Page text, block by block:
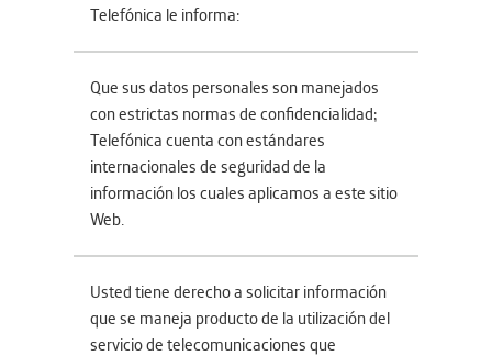
Telefónica le informa:
Que sus datos personales son manejados
con estrictas normas de confidencialidad;
Telefónica cuenta con estándares
internacionales de seguridad de la
información los cuales aplicamos a este sitio
Web.
Usted tiene derecho a solicitar información
que se maneja producto de la utilización del
servicio de telecomunicaciones que